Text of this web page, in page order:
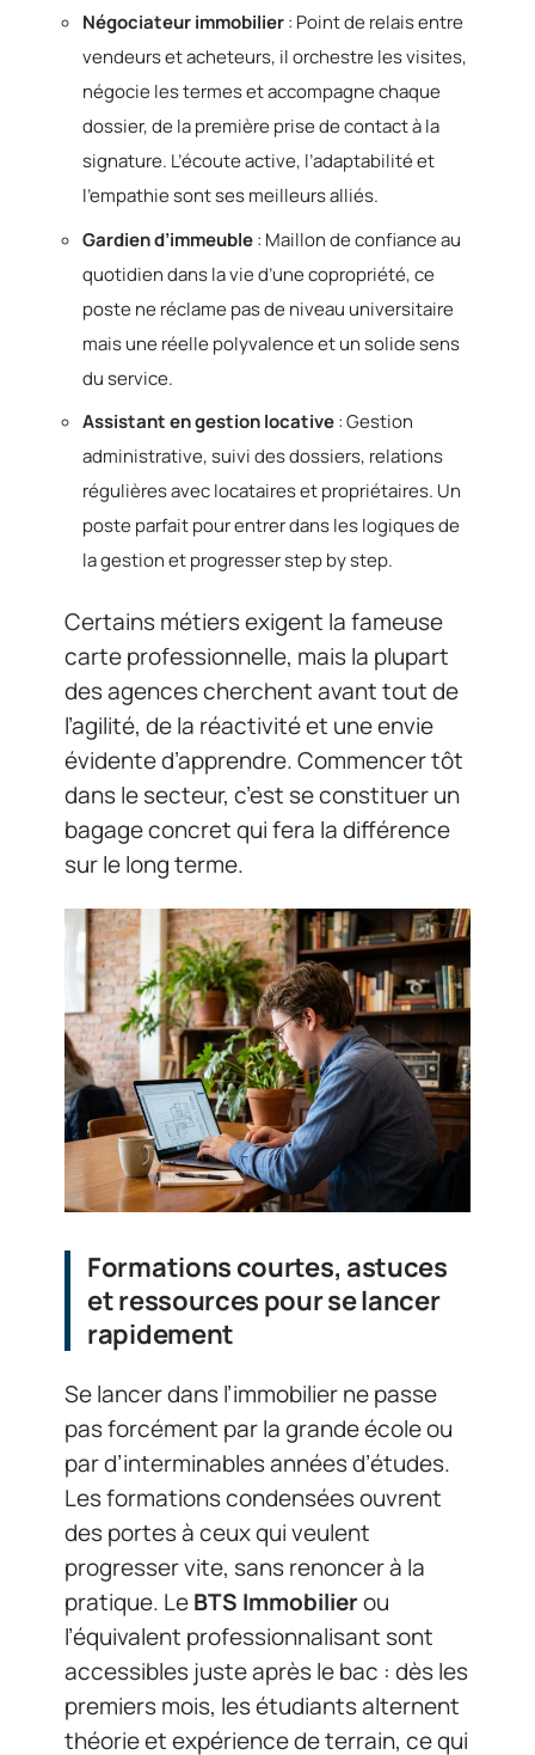
Négociateur immobilier: Point de relais entre
vendeurs et acheteurs, il orchestre les visites,
négocie les termes et accompagne chaque
dossier, de la première prise de contact à la
signature. L’écoute active, l’adaptabilité et
l’empathie sont ses meilleurs alliés.
Gardien d’immeuble: Maillon de confiance au
quotidien dans la vie d’une copropriété, ce
poste ne réclame pas de niveau universitaire
mais une réelle polyvalence et un solide sens
du service.
Assistant en gestion locative: Gestion
administrative, suivi des dossiers, relations
régulières avec locataires et propriétaires. Un
poste parfait pour entrer dans les logiques de
la gestion et progresser step by step.
Certains métiers exigent la fameuse
carte professionnelle, mais la plupart
des agences cherchent avant tout de
l’agilité, de la réactivité et une envie
évidente d’apprendre. Commencer tôt
dans le secteur, c’est se constituer un
bagage concret qui fera la différence
sur le long terme.
Formations courtes, astuces
et ressources pour se lancer
rapidement
Se lancer dans l’immobilier ne passe
pas forcément par la grande école ou
par d’interminables années d’études.
Les formations condensées ouvrent
des portes à ceux qui veulent
progresser vite, sans renoncer à la
pratique. LeBTS Immobilierou
l’équivalent professionnalisant sont
accessibles juste après le bac : dès les
premiers mois, les étudiants alternent
théorie et expérience de terrain, ce qui